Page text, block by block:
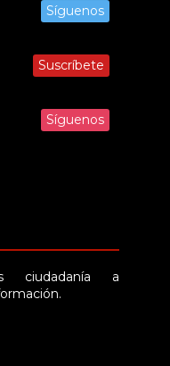
Síguenos
Suscríbete
Síguenos
ciudadanía a